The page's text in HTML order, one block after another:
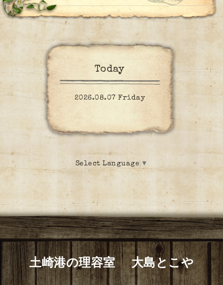
Today
2026.08.07 Friday
Select Language ▼
土崎港の理容室 大島とこや